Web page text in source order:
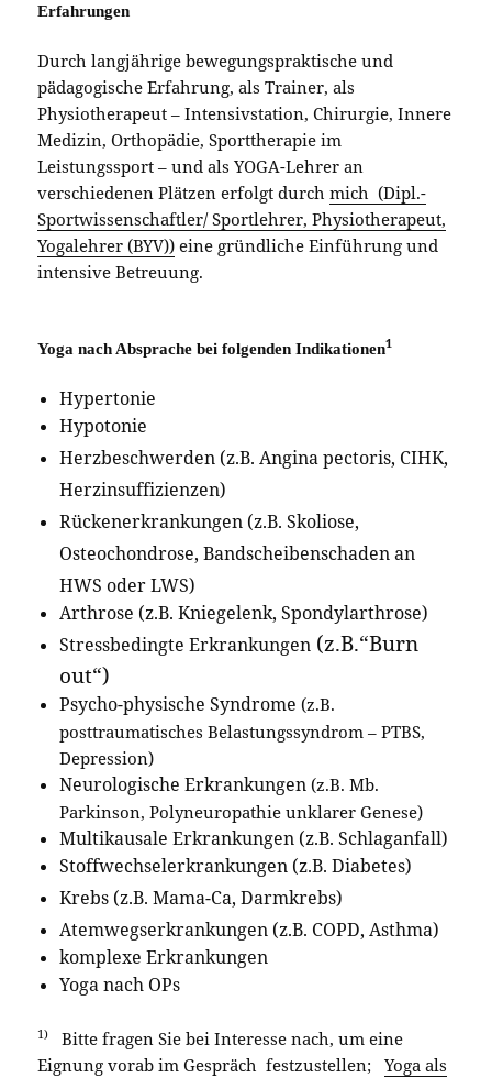
Erfahrungen
Durch langjährige bewegungspraktische und
pädagogische Erfahrung, als Trainer, als
Physiotherapeut – Intensivstation, Chirurgie, Innere
Medizin, Orthopädie, Sporttherapie im
Leistungssport – und als YOGA-Lehrer an
verschiedenen Plätzen erfolgt durchmich (Dipl.-
Sportwissenschaftler/ Sportlehrer, Physiotherapeut,
Yogalehrer (BYV)) eine gründliche Einführung und
intensive Betreuung.
Yoga nach Absprache bei folgenden Indikationen1
Hypertonie
Hypotonie
Herzbeschwerden (z.B. Angina pectoris, CIHK,
Herzinsuffizienzen)
Rückenerkrankungen (z.B. Skoliose,
Osteochondrose, Bandscheibenschaden an
HWS oder LWS)
Arthrose (z.B. Kniegelenk, Spondylarthrose)
Stressbedingte Erkrankungen (z.B.“Burn
out“)
Psycho-physische Syndrome (z.B.
posttraumatisches Belastungssyndrom – PTBS,
Depression)
Neurologische Erkrankungen (z.B. Mb.
Parkinson, Polyneuropathie unklarer Genese)
Multikausale Erkrankungen (z.B. Schlaganfall)
Stoffwechselerkrankungen (z.B. Diabetes)
Krebs (z.B. Mama-Ca, Darmkrebs)
Atemwegserkrankungen (z.B. COPD, Asthma)
komplexe Erkrankungen
Yoga nach OPs
1)Bitte fragen Sie bei Interesse nach, um eine
Eignung vorab im Gespräch festzustellen;Yoga als